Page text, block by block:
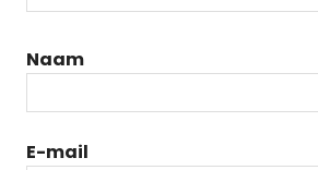
Naam
E-mail